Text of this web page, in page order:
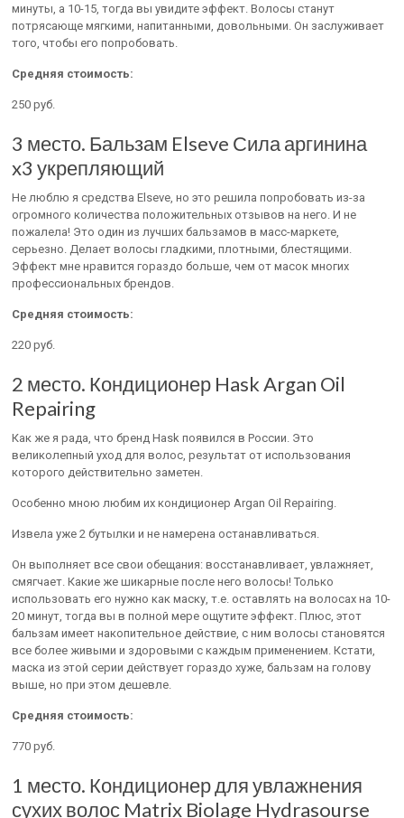
минуты, а 10-15, тогда вы увидите эффект. Волосы станут
потрясающе мягкими, напитанными, довольными. Он заслуживает
того, чтобы его попробовать.
Средняя стоимость:
250 руб.
3 место. Бальзам Elseve Сила аргинина
x3 укрепляющий
Не люблю я средства Elseve, но это решила попробовать из-за
огромного количества положительных отзывов на него. И не
пожалела! Это один из лучших бальзамов в масс-маркете,
серьезно. Делает волосы гладкими, плотными, блестящими.
Эффект мне нравится гораздо больше, чем от масок многих
профессиональных брендов.
Средняя стоимость:
220 руб.
2 место. Кондиционер Hask Argan Oil
Repairing
Как же я рада, что бренд Hask появился в России. Это
великолепный уход для волос, результат от использования
которого действительно заметен.
Особенно мною любим их кондиционер Argan Oil Repairing.
Извела уже 2 бутылки и не намерена останавливаться.
Он выполняет все свои обещания: восстанавливает, увлажняет,
смягчает. Какие же шикарные после него волосы! Только
использовать его нужно как маску, т.е. оставлять на волосах на 10-
20 минут, тогда вы в полной мере ощутите эффект. Плюс, этот
бальзам имеет накопительное действие, с ним волосы становятся
все более живыми и здоровыми с каждым применением. Кстати,
маска из этой серии действует гораздо хуже, бальзам на голову
выше, но при этом дешевле.
Средняя стоимость:
770 руб.
1 место. Кондиционер для увлажнения
сухих волос Matrix Biolage Hydrasourse